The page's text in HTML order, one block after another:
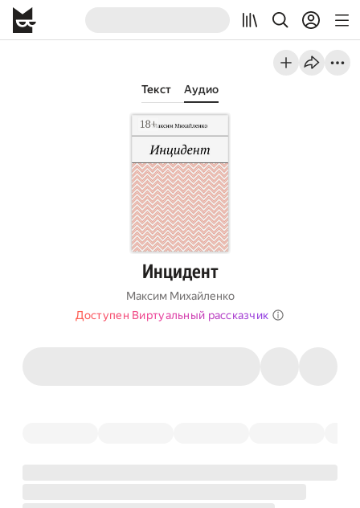
Текст Аудио
Инцидент
Максим Михайленко
Доступен Виртуальный рассказчик